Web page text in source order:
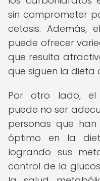
sin comprometer
cetosis. Además,
puede ofrecer
que resulta
que siguen la
Por otro lado, el
puede no ser
personas que
óptimo en la
logrando sus
control de la